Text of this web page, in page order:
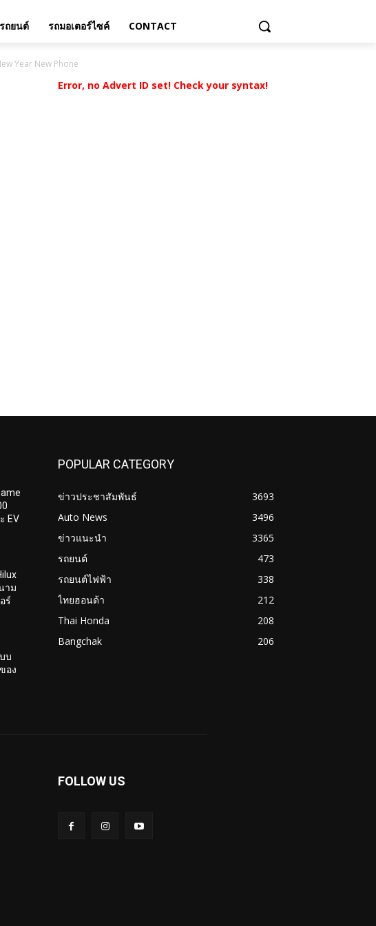
รถยนต์ รถมอเตอร์ไซค์ CONTACT
Year New Phone
Error, no Advert ID set! Check your syntax!
EV
าม
ร์
บ
อง
POPULAR CATEGORY
ข่าวประชาสัมพันธ์
3693
Auto News
3496
ข่าวแนะนำ
3365
รถยนต์
473
รถยนต์ไฟฟ้า
338
ไทยฮอนด้า
212
Thai Honda
208
Bangchak
206
FOLLOW US